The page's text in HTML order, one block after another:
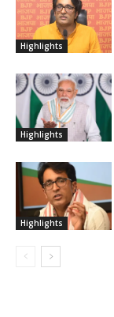
Highlights
Highlights
Highlights